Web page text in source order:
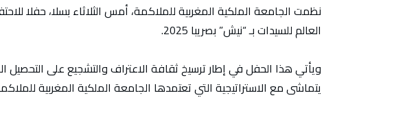
نظمت الجامعة الملكية المغربية للملاكمة، أمس الثلاثاء بسلا، حفلا
العالم للسيدات بـ “نيش” بصريبا 2025.
ويأتي هذا الحفل في إطار ترسيخ ثقافة الاعتراف والتشجيع على التحصيل
يتماشى مع الاستراتيجية التي تعتمدها الجامعة الملكية المغربية